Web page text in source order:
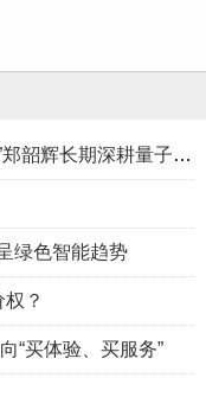
前瞻布局量子计算：“量子产业第一人”郑韶辉长期深耕量子产业赛
绿色智能趋势
？
“买体验、买服务”